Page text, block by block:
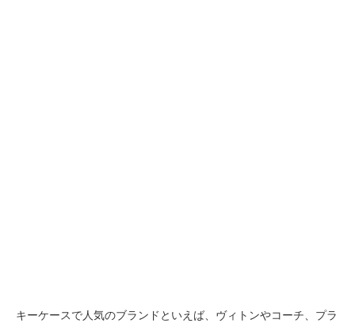
キーケースで人気のブランドといえば、ヴィトンやコーチ、プラ